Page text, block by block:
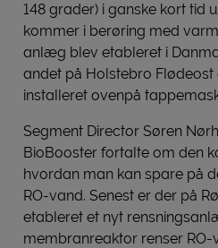
148 grader) i ganske kort tid
kommer i berøring med
anlæg blev etableret i
andet på Holstebro
installeret ovenpå
Segment Director Søren
BioBooster fortalte om den
hvordan man kan spare på
RO-vand. Senest er der på
etableret et nyt
membranreaktor renser